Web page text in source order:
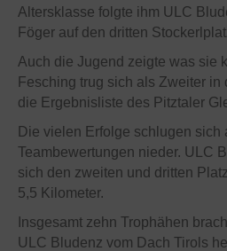
Altersklasse folgte ihm ULC
Föger auf den dritten
Auch die Jugend zeigte was sie
Fesching trug sich als Zweiter in
die Ergebnisliste des Pitztaler
Die vielen Erfolge schlugen sich
Teambewertungen nieder. ULC
sich den zweiten und dritten
5,5 Kilometer.
Insgesamt zehn Trophähen
ULC Bludenz vom Dach Tirols